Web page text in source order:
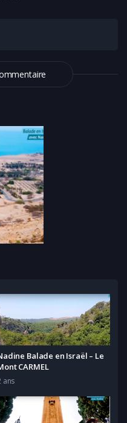
Balade en Israël – Le
CARMEL
ans